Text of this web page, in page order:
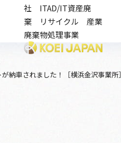
社 ITAD/IT資産廃
棄 リサイクル 産業
廃棄物処理事業
納車されました！［横浜金沢事業所］